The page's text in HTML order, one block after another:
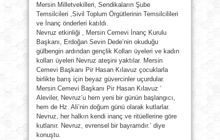
Mersin Milletvekilleri, Sendikaların Şube
Temsilcileri ,Sivil Toplum Örgütlerinin Temsilcilileri
ve İnanç önderleri katıldı.
Nevruz etkinliği , Mersin Cemevi İnanç Kurulu
Başkanı, Erdoğan Sevin Dede’nin okuduğu
gülbengin ardından gençlik Kolları üyeleri ve kadın
kolları üyeleri Nevruz ateşini yaktılar. Mersin
Cemevi Başkanı Pir Hasan Kılavuz çocuklarla
birlikte barış için beyaz güvercinler uçurdular.
Mersin Cemevi Başkanı Pir Hasan Kılavuz ‘
Aleviler, Nevruz’u hem yeni bir günün başlangıcı,
hem de Hz. Ali’nin doğum günü olarak kutlarlar.
Nevruz, her halkın kendi inanç ve ritüellerine göre
kutlanır. Nevruz, evrensel bir bayramdır.’ diye
konuştu.